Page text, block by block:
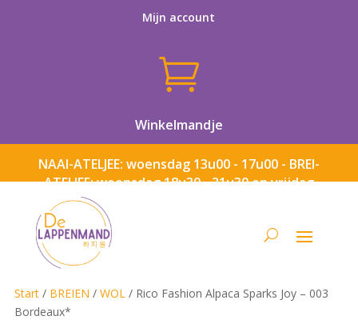
Mijn account

Winkelmandje
NAAI-ATELJEE: woensdag 13u00 - 17u00 - BREI-
ATELJEE: woensdag 18u30 - 21u30 en vrijdag
Start/ BREIEN / WOL / Rico Fashion Alpaca Sparks Joy – 003
Bordeaux*